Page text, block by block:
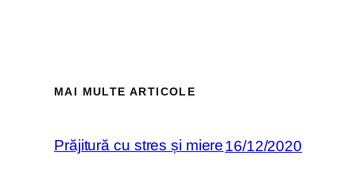
MAI MULTE ARTICOLE
Prăjitură cu stres și miere16/12/2020